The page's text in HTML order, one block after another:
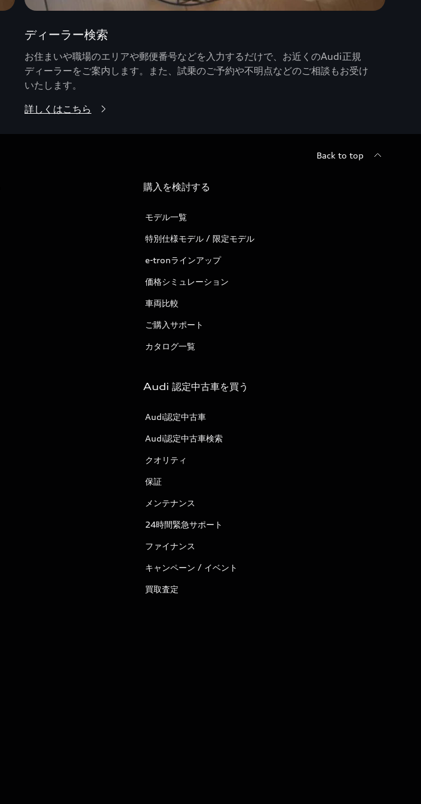
ディーラー検索
お住まいや職場のエリアや郵便番号などを入力するだけで、お近くのAudi正規
ディーラーをご案内します。また、試乗のご予約や不明点などのご相談もお受け
いたします。
詳しくはこちら
Back to top
購入を検討する
モデル一覧
特別仕様モデル / 限定モデル
e-tronラインアップ
価格シミュレーション
車両比較
ご購入サポート
カタログ一覧
Audi 認定中古車を買う
Audi認定中古車
Audi認定中古車検索
クオリティ
保証
メンテナンス
24時間緊急サポート
ファイナンス
キャンペーン / イベント
買取査定